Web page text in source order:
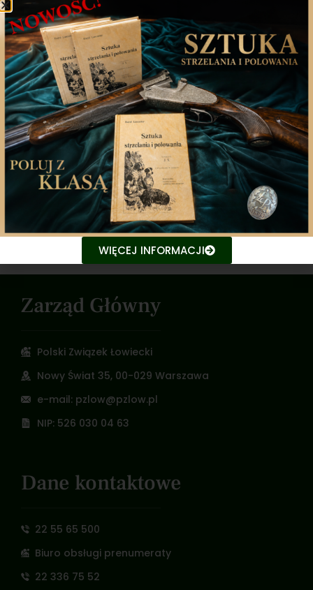
Myśliwi w walce z ASF
Myśliwi są jedyną grupą społeczną próbującą
efektywnie pokonać chorobę Afrykańskiego
11 października 2021
Zarząd Główny
Polski Związek Łowiecki
Nowy Świat 35, 00-029 Warszawa
e-mail: pzlow@pzlow.pl
NIP: 526 030 04 63
Dane kontaktowe
22 55 65 500
Biuro obsługi prenumeraty
22 336 75 52
WIĘCEJ INFORMACJI